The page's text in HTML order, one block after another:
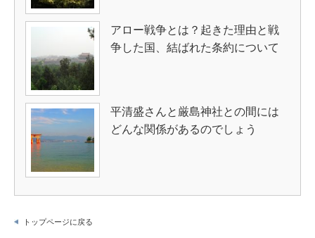
アロー戦争とは？起きた理由と戦
争した国、結ばれた条約について
平清盛さんと厳島神社との間には
どんな関係があるのでしょう
トップページに戻る